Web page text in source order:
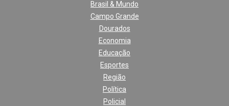
Brasil & Mundo
Campo Grande
Dourados
Economia
Educação
Esportes
Região
Política
Policial